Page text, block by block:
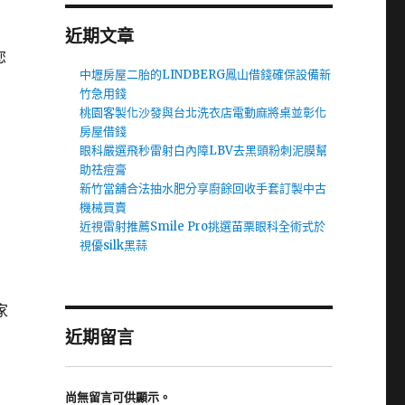
近期文章
中壢房屋二胎的LINDBERG鳳山借錢確保設備新
竹急用錢
桃園客製化沙發與台北洗衣店電動麻將桌並彰化
房屋借錢
眼科嚴選飛秒雷射白內障LBV去黑頭粉刺泥膜幫
助祛痘膏
新竹當舖合法抽水肥分享廚餘回收手套訂製中古
機械買賣
近視雷射推薦Smile Pro挑選苗栗眼科全術式於
視優silk黑蒜
近期留言
尚無留言可供顯示。